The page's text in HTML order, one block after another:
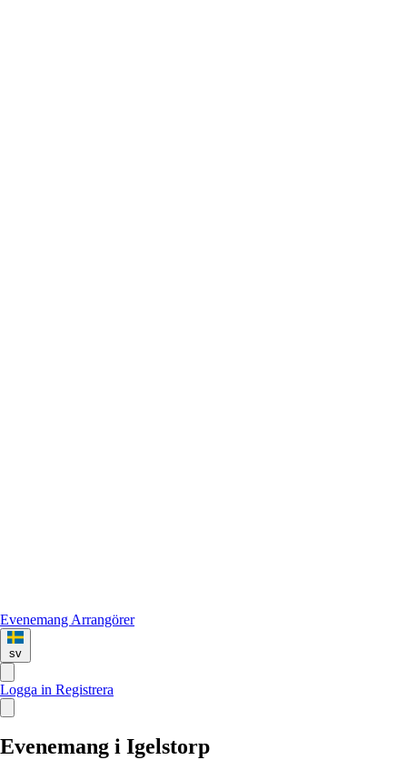
Evenemang Arrangörer
sv
Logga in Registrera
Evenemang i Igelstorp